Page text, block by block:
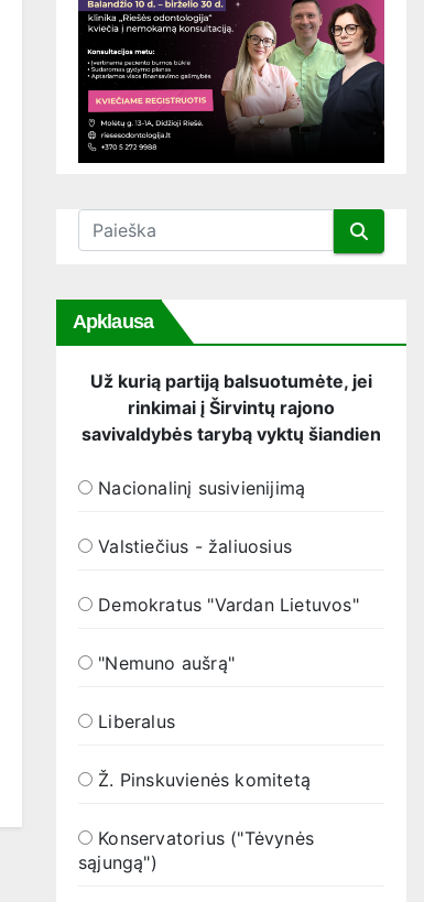
Apklausa
Už kurią partiją balsuotumėte, jei
rinkimai į Širvintų rajono
savivaldybės tarybą vyktų šiandien
Nacionalinį susivienijimą
Valstiečius - žaliuosius
Demokratus "Vardan Lietuvos"
"Nemuno aušrą"
Liberalus
Ž. Pinskuvienės komitetą
Konservatorius ("Tėvynės
sąjungą")